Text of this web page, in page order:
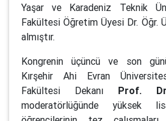
Yaşar ve Karadeniz Teknik
Fakültesi Öğretim Üyesi Dr. Öğr.
almıştır.
Kongrenin üçüncü ve son
Kırşehir Ahi Evran
Fakültesi Dekanı Prof.
moderatörlüğünde yüksek